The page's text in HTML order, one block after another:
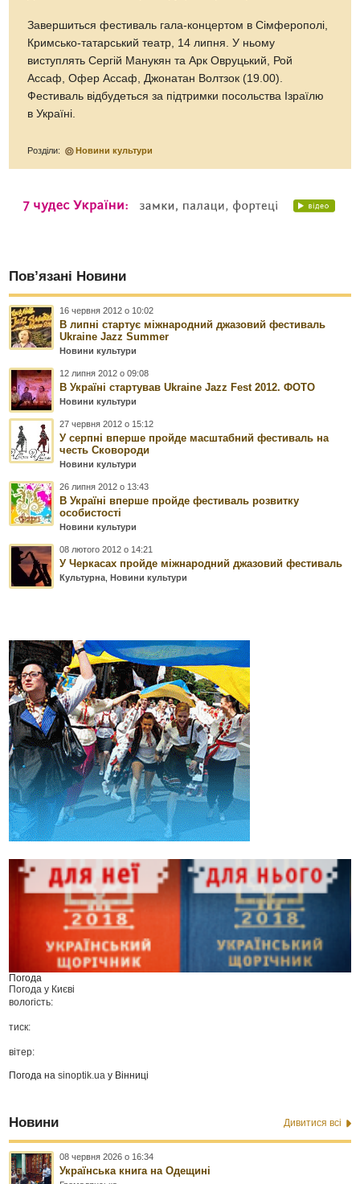
Завершиться фестиваль гала-концертом в Сімферополі,
Кримсько-татарський театр, 14 липня. У ньому
виступлять Сергій Манукян та Арк Овруцький, Рой
Ассаф, Офер Ассаф, Джонатан Волтзок (19.00).
Фестиваль відбудеться за підтримки посольства Ізраїлю
в Україні.
Розділи: Новини культури
Пов’язані Новини
16 червня 2012 о 10:02
В липні стартує міжнародний джазовий фестиваль
Ukraine Jazz Summer
Новини культури
12 липня 2012 о 09:08
В Україні стартував Ukraine Jazz Fest 2012. ФОТО
Новини культури
27 червня 2012 о 15:12
У серпні вперше пройде масштабний фестиваль на
честь Сковороди
Новини культури
26 липня 2012 о 13:43
В Україні вперше пройде фестиваль розвитку
особистості
Новини культури
08 лютого 2012 о 14:21
У Черкасах пройде міжнародний джазовий фестиваль
Культурна ,Новини культури
Погода
Погода у Києві
вологість:
тиск:
вітер:
Погода наsinoptik.ua у Вінниці
Новини Дивитися всі
08 червня 2026 о 16:34
Українська книга на Одещині